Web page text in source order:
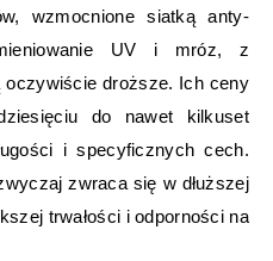
wzmocnione siatką anty-
UV i mróz, z
oczywiście droższe. Ich ceny
do nawet kilkuset
i specyficznych cech.
zwraca się w dłuższej
trwałości i odporności na